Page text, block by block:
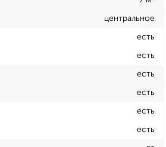
центральное
есть
есть
есть
есть
есть
есть